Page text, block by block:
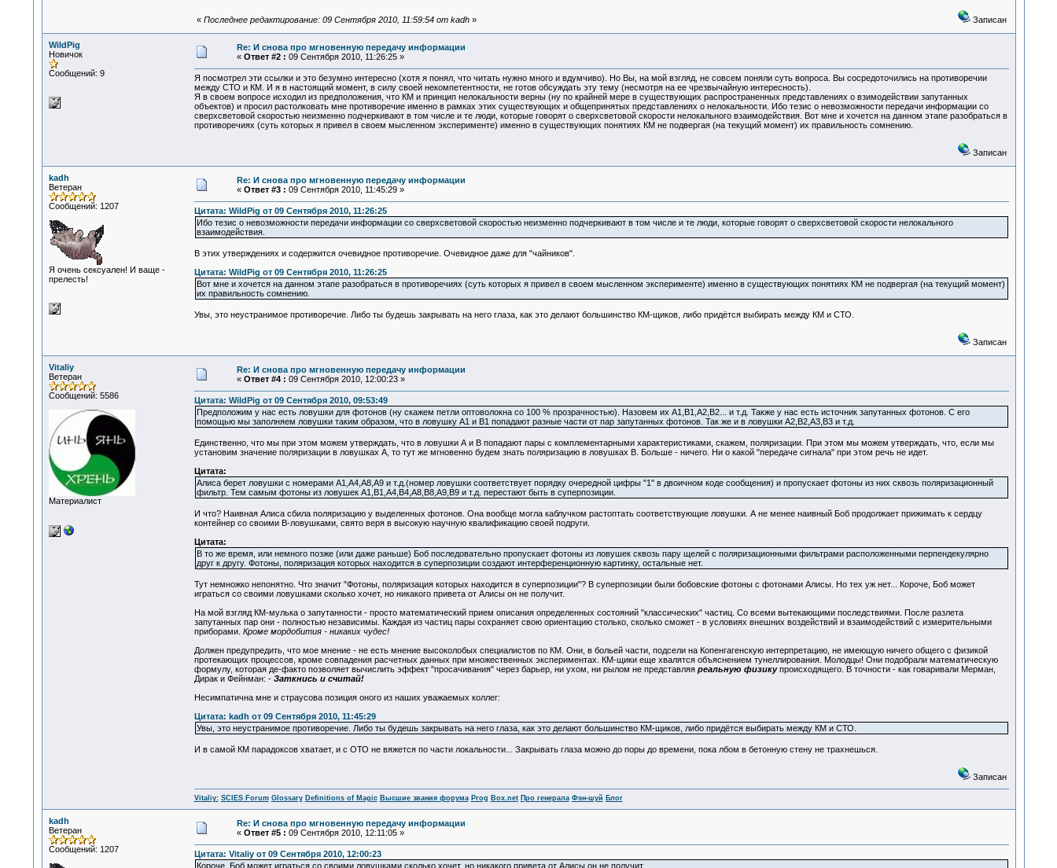
« Последнее редактирование: 09 Сентября 2010, 11:59:54 от kadh» Записан
WildPig
Новичок
Сообщений: 9
Re: И снова про мгновенную передачу информации
« Ответ #2 : 09 Сентября 2010, 11:26:25 »
Я посмотрел эти ссылки и это безумно интересно (хотя я понял, что читать нужно много и вдумчиво). Но Вы, на мой взгляд, не совсем поняли суть вопроса. Вы сосредоточились на противоречии
между СТО и КМ. И я в настоящий момент, в силу своей некомпетентности, не готов обсуждать эту тему (несмотря на ее чрезвычайную интересность).
Я в своем вопросе исходил из предположения, что КМ и принцип нелокальности верны (ну по крайней мере в существующих распространенных представлениях о взимодействии запутанных
объектов) и просил растолковать мне противоречие именно в рамках этих существующих и общепринятых представлениях о нелокальности. Ибо тезис о невозможности передачи информации со
сверхсветовой скоростью неизменно подчеркивают в том числе и те люди, которые говорят о сверхсветовой скорости нелокального взаимодействия. Вот мне и хочется на данном этапе разобраться в
противоречиях (суть которых я привел в своем мысленном эксперименте) именно в существующих понятиях КМ не подвергая (на текущий момент) их правильность сомнению.
Записан
kadh
Ветеран
Сообщений: 1207
Я очень сексуален! И ваще -
прелесть!
Re: И снова про мгновенную передачу информации
« Ответ #3 : 09 Сентября 2010, 11:45:29 »
Цитата: WildPig от 09 Сентября 2010, 11:26:25
Ибо тезис о невозможности передачи информации со сверхсветовой скоростью неизменно подчеркивают в том числе и те люди, которые говорят о сверхсветовой скорости нелокального
взаимодействия.
В этих утверждениях и содержится очевидное противоречие. Очевидное даже для "чайников".
Цитата: WildPig от 09 Сентября 2010, 11:26:25
Вот мне и хочется на данном этапе разобраться в противоречиях (суть которых я привел в своем мысленном эксперименте) именно в существующих понятиях КМ не подвергая (на текущий момент)
их правильность сомнению.
Увы, это неустранимое противоречие. Либо ты будешь закрывать на него глаза, как это делают большинство КМ-щиков, либо придётся выбирать между КМ и СТО.
Записан
Vitaliy
Ветеран
Сообщений: 5586
Материалист
Re: И снова про мгновенную передачу информации
« Ответ #4 : 09 Сентября 2010, 12:00:23 »
Цитата: WildPig от 09 Сентября 2010, 09:53:49
Предположим у нас есть ловушки для фотонов (ну скажем петли оптоволокна со 100 % прозрачностью). Назовем их A1,B1,A2,B2... и т.д. Также у нас есть источник запутанных фотонов. С его
помощью мы заполняем ловушки таким образом, что в ловушку A1 и B1 попадают разные части от пар запутанных фотонов. Так же и в ловушки A2,B2,A3,B3 и т.д.
Единственно, что мы при этом можем утверждать, что в ловушки А и В попадают пары с комплементарными характеристиками, скажем, поляризации. При этом мы можем утверждать, что, если мы
установим значение поляризации в ловушках А, то тут же мгновенно будем знать поляризацию в ловушках В. Больше - ничего. Ни о какой "передаче сигнала" при этом речь не идет.
Цитата:
Алиса берет ловушки с номерами A1,A4,A8,A9 и т.д.(номер ловушки соответствует порядку очередной цифры "1" в двоичном коде сообщения) и пропускает фотоны из них сквозь поляризационный
фильтр. Тем самым фотоны из ловушек A1,B1,A4,B4,A8,B8,A9,B9 и т.д. перестают быть в суперпозиции.
И что? Наивная Алиса сбила поляризацию у выделенных фотонов. Она вообще могла каблучком растоптать соответствующие ловушки. А не менее наивный Боб продолжает прижимать к сердцу
контейнер со своими В-ловушками, свято веря в высокую научную квалификацию своей подруги.
Цитата:
В то же время, или немного позже (или даже раньше) Боб последовательно пропускает фотоны из ловушек сквозь пару щелей с поляризационными фильтрами расположенными перпендекулярно
друг к другу. Фотоны, поляризация которых находится в суперпозиции создают интерференционную картинку, остальные нет.
Тут немножко непонятно. Что значит "Фотоны, поляризация которых находится в суперпозиции"? В суперпозиции были бобовские фотоны с фотонами Алисы. Но тех уж нет... Короче, Боб может
играться со своими ловушками сколько хочет, но никакого привета от Алисы он не получит.
На мой взгляд КМ-мулька о запутанности - просто математический прием описания определенных состояний "классических" частиц. Со всеми вытекающими последствиями. После разлета
запутанных пар они - полностью независимы. Каждая из частиц пары сохраняет свою ориентацию столько, сколько сможет - в условиях внешних воздействий и взаимодействий с измерительными
приборами. Кроме мордобития - никаких чудес!
Должен предупредить, что мое мнение - не есть мнение высоколобых специалистов по КМ. Они, в больей части, подсели на Копенгагенскую интерпретацию, не имеющую ничего общего с физикой
протекающих процессов, кроме совпадения расчетных данных при множественных экспериментах. КМ-щики еще хвалятся объяснением тунеллирования. Молодцы! Они подобрали математическую
формулу, которая де-факто позволяет вычислить эффект "просачивания" через барьер, ни ухом, ни рылом не представляя реальную физикупроисходящего. В точности - как говаривали Мерман,
Дирак и Фейнман: - Заткнись и считай!
Несимпатична мне и страусова позиция оного из наших уважаемых коллег:
Цитата: kadh от 09 Сентября 2010, 11:45:29
Увы, это неустранимое противоречие. Либо ты будешь закрывать на него глаза, как это делают большинство КМ-щиков, либо придётся выбирать между КМ и СТО.
И в самой КМ парадоксов хватает, и с ОТО не вяжется по части локальности... Закрывать глаза можно до поры до времени, пока лбом в бетонную стену не трахнешься.
Записан
Vitaliy: SCIES Forum Glossary Definitions of Magic Высшие звания форума Prog Box.net Про генерала Фэн-шуй Блог
kadh
Ветеран
Сообщений: 1207
Re: И снова про мгновенную передачу информации
« Ответ #5 : 09 Сентября 2010, 12:11:05 »
Цитата: Vitaliy от 09 Сентября 2010, 12:00:23
Короче, Боб может играться со своими ловушками сколько хочет, но никакого привета от Алисы он не получит.